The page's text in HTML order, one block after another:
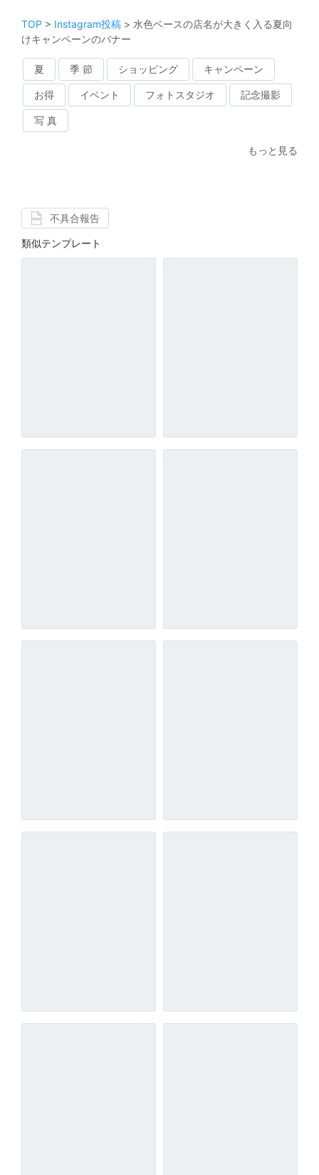
TOP > Instagram投稿 > 水色ベースの店名が大きく入る夏向
けキャンペーンのバナー
夏 季 節 ショッピング キャンペーン
お得 イベント フォトスタジオ 記念撮影
写 真
もっと見る
不具合報告
類似テンプレート